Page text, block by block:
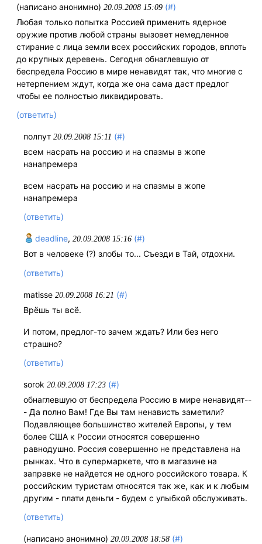
(написано анонимно) 20.09.2008 15:09 (#)
Любая только попытка Россией применить ядерное
оружие против любой страны вызовет немедленное
стирание с лица земли всех российских городов, вплоть
до крупных деревень. Сегодня обнаглевшую от
беспредела Россию в мире ненавидят так, что многие с
нетерпением ждут, когда же она сама даст предлог
чтобы ее полностью ликвидировать.
(ответить)
полпут 20.09.2008 15:11 (#)
всем насрать на россию и на спазмы в жопе
нанапремера
всем насрать на россию и на спазмы в жопе
нанапремера
(ответить)
deadline, 20.09.2008 15:16 (#)
Вот в человеке (?) злобы то... Съезди в Тай, отдохни.
(ответить)
matisse 20.09.2008 16:21 (#)
Врёшь ты всё.
И потом, предлог-то зачем ждать? Или без него
страшно?
(ответить)
sorok 20.09.2008 17:23 (#)
обнаглевшую от беспредела Россию в мире ненавидят--
- Да полно Вам! Где Вы там ненависть заметили?
Подавляющее большинство жителей Европы, у тем
более США к России относятся совершенно
равнодушно. Россия совершенно не представлена на
рынках. Что в супермаркете, что в магазине на
заправке не найдется не одного российского товара. К
российским туристам относятся так же, как и к любым
другим - плати деньги - будем с улыбкой обслуживать.
(ответить)
(написано анонимно) 20.09.2008 18:58 (#)